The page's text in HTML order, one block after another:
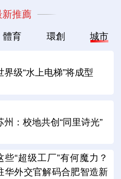
新推薦
體育 環創 城市
界级“水上电梯”将成型
州：校地共创“同里诗光”
些“超级工厂”有何魔力？
华外交官解码合肥智造新